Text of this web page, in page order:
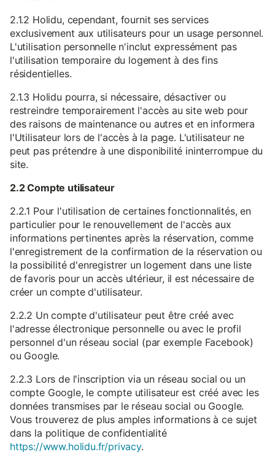
2.1.2 Holidu, cependant, fournit ses services
exclusivement aux utilisateurs pour un usage personnel.
L'utilisation personnelle n'inclut expressément pas
l'utilisation temporaire du logement à des fins
résidentielles.
2.1.3 Holidu pourra, si nécessaire, désactiver ou
restreindre temporairement l'accès au site web pour
des raisons de maintenance ou autres et en informera
l'Utilisateur lors de l'accès à la page. L'utilisateur ne
peut pas prétendre à une disponibilité ininterrompue du
site.
2.2 Compte utilisateur
2.2.1 Pour l'utilisation de certaines fonctionnalités, en
particulier pour le renouvellement de l'accès aux
informations pertinentes après la réservation, comme
l'enregistrement de la confirmation de la réservation ou
la possibilité d'enregistrer un logement dans une liste
de favoris pour un accès ultérieur, il est nécessaire de
créer un compte d'utilisateur.
2.2.2 Un compte d'utilisateur peut être créé avec
l'adresse électronique personnelle ou avec le profil
personnel d'un réseau social (par exemple Facebook)
ou Google.
2.2.3 Lors de l'inscription via un réseau social ou un
compte Google, le compte utilisateur est créé avec les
données transmises par le réseau social ou Google.
Vous trouverez de plus amples informations à ce sujet
dans la politique de confidentialité
https://www.holidu.fr/privacy.